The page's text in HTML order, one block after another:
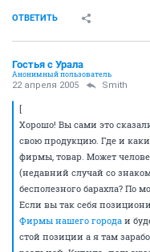
ОТВЕТИТЬ
Гостья с Урала
Анонимный пользователь
22 апреля 2005 Smith
[
Хорошо! Вы сами это
свою продукцию. Где и
фирмы, товар. Может
(недавний случай со
бесполезного барахла? По
Если вы так себя
Фирмы нашего города и
стой позиции а я там